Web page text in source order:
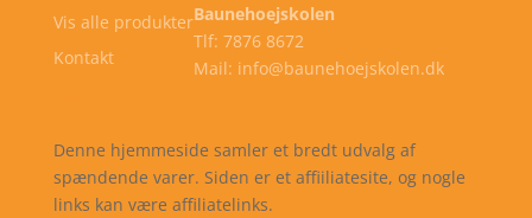
Vis alle produkter
Kontakt
Baunehoejskolen
Tlf: 7876 8672
Mail: info@baunehoejskolen.dk
Denne hjemmeside samler et bredt udvalg af
spændende varer. Siden er et affiiliatesite, og nogle
links kan være affiliatelinks.